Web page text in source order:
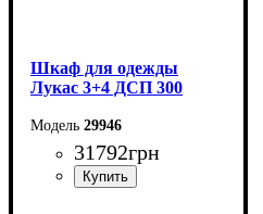
Шкаф для одежды
Лукас 3+4 ДСП 300
29946
31792грн